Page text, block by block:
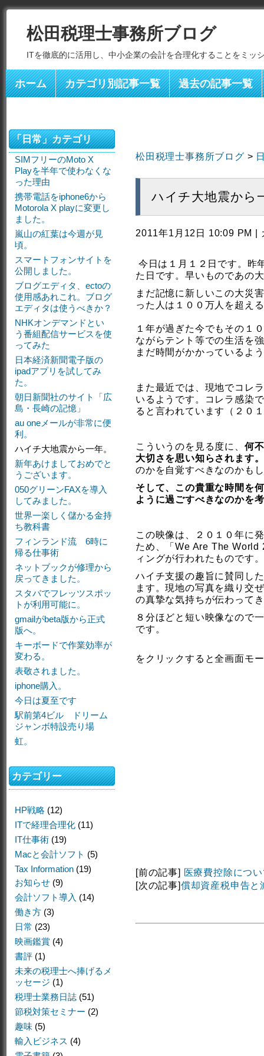
松田税理士事務所ブログ
ITを徹底的に活用し、中小企業の会計を合理化することをミッ
ホーム カテゴリ別記事一覧 過去の記事一覧
松田税理士事務所ブログ >
ハイチ大地震から
2011年1月12日 10:09 PM |
今日は１月１２日です。昨
た日です。早いものであの
まだ記憶に新しいこの大災
った人は１００万人を超え
１年が過ぎた今でもその１
ながらテント等での生活を
まだ時間がかかっているよ
また最近では、現地でコレ
いるようです。コレラ感染
ると言われています（２０
こういうのを見る度に、 何
大切さを思い知らされます。
のかを自覚すべきなのかも
そして、この貴重な時間を
ように過ごすべきなのかを
この映像は、２０１０年に
ため、「We Are The
ィングが行われたものです
ハイチ支援の趣旨に賛同し
ます。現地の写真を織り交
の真摯な気持ちが伝わって
８分ほどと短い映像なので
です。
をクリックすると全画面モ
[前の記事] 医療費控除につ
[次の記事]償却資産税申告と
「日常」カテゴリ
SIMフリーのMoto X
Playを半年で使わなくな
った理由
携帯電話をiphone6から
Motorola X playに変更し
ました。
嵐山の紅葉は今週が見
頃。
スマートフォンサイトを
公開しました。
ブログエディタ、ectoの
使用感あれこれ。ブログ
エディタは使うべきか？
NHKオンデマンドとい
う番組配信サービスを使
ってみた
日本経済新聞電子版の
ipadアプリを試してみ
た。
朝日新聞社のサイト「広
島・長崎の記憶」
au oneメールが非常に便
利。
ハイチ大地震から一年。
新年あけましておめでと
うございます。
050グリーンFAXを導入
してみました。
世界一楽しく儲かる金持
ち教科書
フィンランド流 6時に
帰る仕事術
ネットブックが修理から
戻ってきました。
スタバでフレッツスポッ
トが利用可能に。
gmailがbeta版から正式
版へ。
キーボードで作業効率が
変わる。
表敬されました。
iphone購入。
今日は夏至です
駅前第4ビル ドリーム
ジャンボ特設売り場
虹。
カテゴリー
HP戦略 (12)
ITで経理合理化 (11)
IT仕事術 (19)
Macと会計ソフト (5)
Tax Information (19)
お知らせ (9)
会計ソフト導入 (14)
働き方 (3)
日常 (23)
映画鑑賞 (4)
書評 (1)
未来の税理士へ捧げるメ
ッセージ (1)
税理士業務日誌 (51)
節税対策セミナー (2)
趣味 (5)
輸入ビジネス (4)